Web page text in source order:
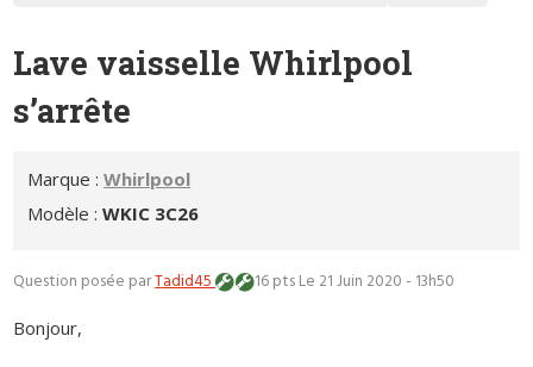
Lave vaisselle Whirlpool
s’arrête
Marque :Whirlpool
Modèle :WKIC 3C26
Question posée parTadid45 16 ptsLe 21 Juin 2020 - 13h50
Bonjour,